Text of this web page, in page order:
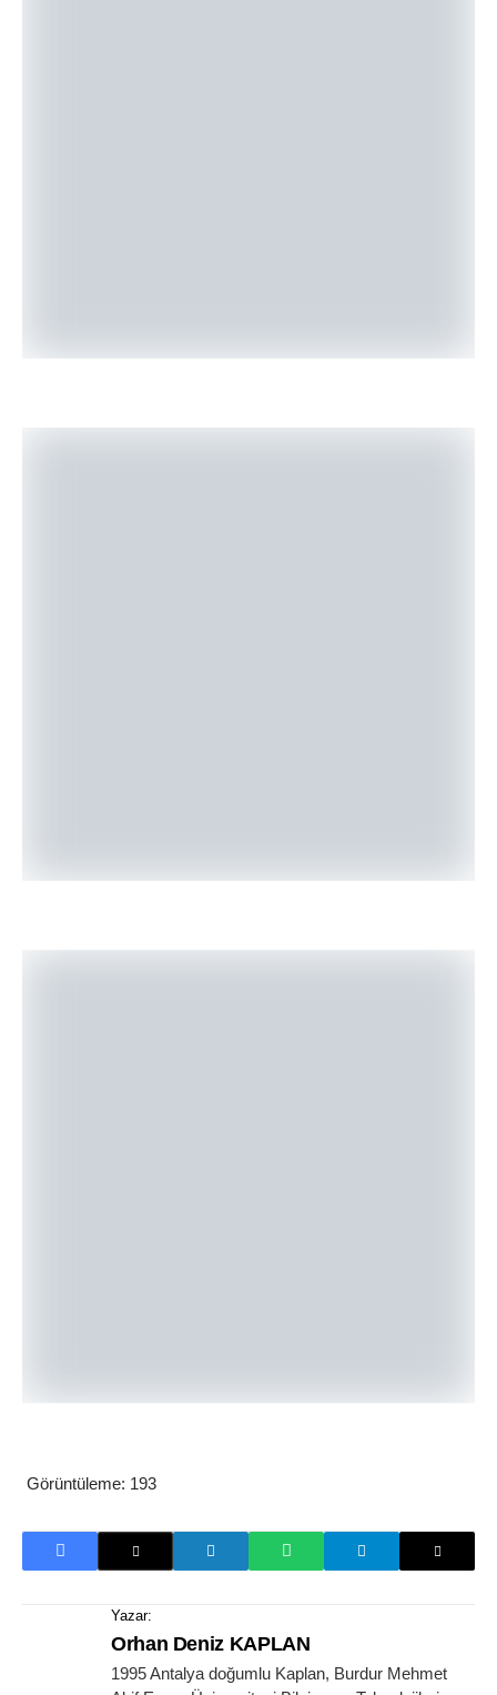
Görüntüleme: 193
Yazar:
Orhan Deniz KAPLAN
1995 Antalya doğumlu Kaplan, Burdur Mehmet